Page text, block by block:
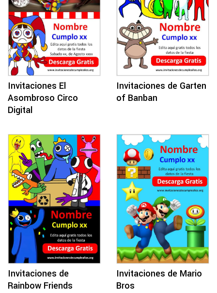
Invitaciones El
Asombroso Circo
Digital
Invitaciones de Garten
of Banban
Invitaciones de
Rainbow Friends
Invitaciones de Mario
Bros